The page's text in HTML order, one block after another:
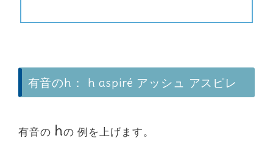
有音のh： h aspiré アッシュ アスピレ
有音の hの 例を上げます。